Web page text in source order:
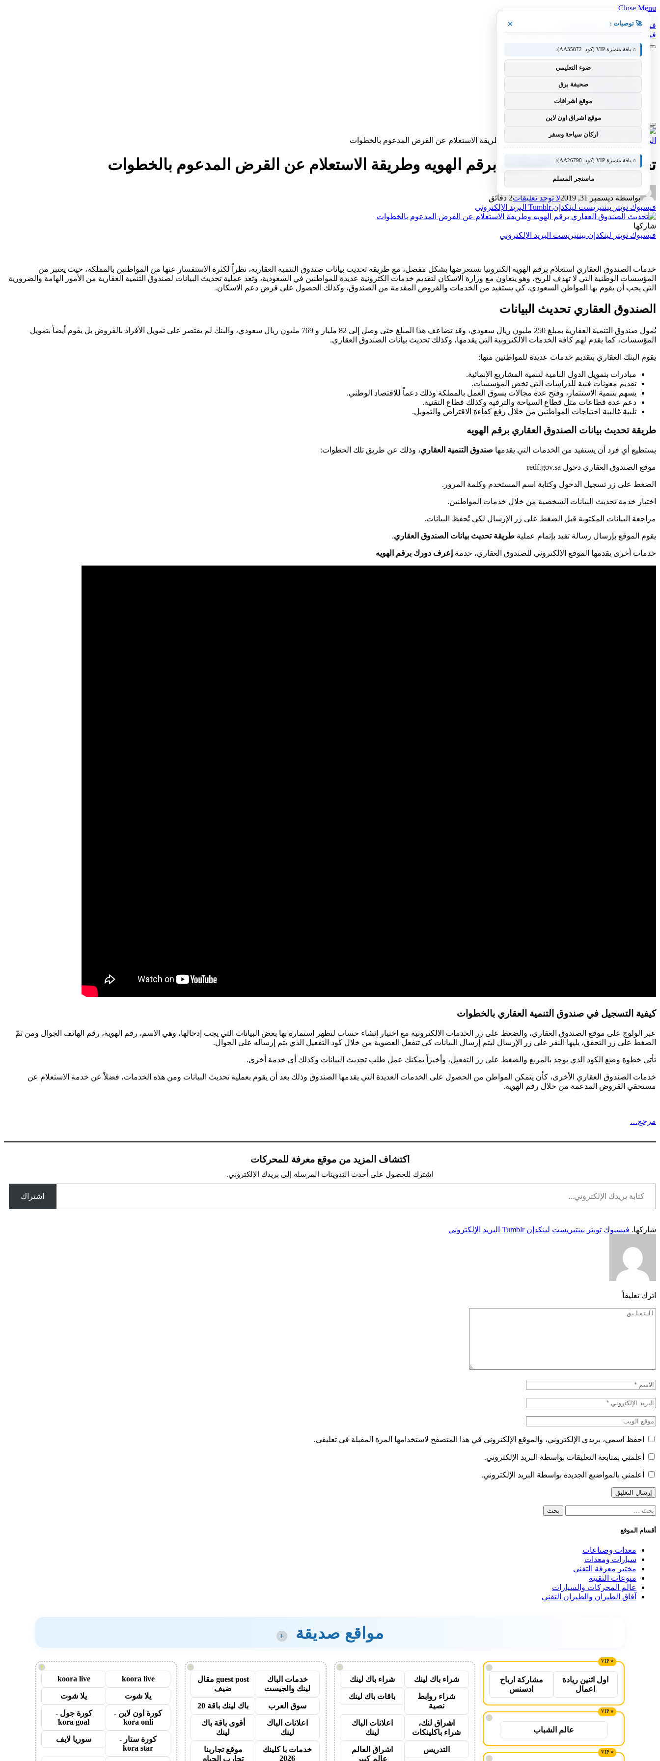
Close Menu
فيسبوك X (Twitter)
فيسبوك X (Twitter) الانستغرام بينتيريست فيميو
معدات وصناعات
سيارات ومعدات
عالم المحركات والسيارات
آفاق الطيران والطيران التقني
الرئيسية تحديث الصندوق العقاري برقم الهويه وطريقة الاستعلام عن القرض المدعوم بالخطوات
تحديث الصندوق العقاري برقم الهويه وطريقة الاستعلام عن القرض المدعوم بالخطوات
بواسطة ديسمبر 31, 2019 لا توجد تعليقات2 دقائق
فيسبوك تويتر بينتيريست لينكدإن Tumblr البريد الإلكتروني
شاركها
فيسبوك تويتر لينكدإن بينتيريست البريد الإلكتروني
خدمات الصندوق العقاري استعلام برقم الهويه إلكترونيا نستعرضها بشكل مفصل، مع طريقة تحديث بيانات صندوق التنمية العقارية، نظراً لكثرة الاستفسار عنها من المواطنين بالمملكة، حيث يعتبر من
المؤسسات الوطنية التي لا تهدف للربح، وهو يتعاون مع وزارة الاسكان لتقديم خدمات الكترونية عديدة للمواطنين في السعودية، وتعد عملية تحديث البيانات لصندوق التنمية العقارية من الأمور الهامة والضرورية
التي يجب أن يقوم بها المواطن السعودي، كي يستفيد من الخدمات والقروض المقدمة من الصندوق، وكذلك الحصول على قرض دعم الاسكان.
الصندوق العقاري تحديث البيانات
يُمول صندوق التنمية العقارية بمبلغ 250 مليون ريال سعودي، وقد تضاعف هذا المبلغ حتى وصل إلى 82 مليار و 769 مليون ريال سعودي، والبنك لم يقتصر على تمويل الأفراد بالقروض بل يقوم أيضاً بتمويل
المؤسسات، كما يقدم لهم كافة الخدمات الالكترونية التي يقدمها، وكذلك تحديث بيانات الصندوق العقاري.
يقوم البنك العقاري بتقديم خدمات عديدة للمواطنين منها:
مبادرات بتمويل الدول النامية لتنمية المشاريع الإنمائية.
تقديم معونات فنية للدراسات التي تخص المؤسسات.
يسهم بتنمية الاستثمار، وفتح عدة مجالات بسوق العمل بالمملكة وذلك دعماً للاقتصاد الوطني.
دعم عدة قطاعات مثل قطاع السياحة والترفيه وكذلك قطاع التقنية.
تلبية غالبية احتياجات المواطنين من خلال رفع كفاءة الاقتراض والتمويل.
طريقة تحديث بيانات الصندوق العقاري برقم الهويه
يستطيع أي فرد أن يستفيد من الخدمات التي يقدمها صندوق التنمية العقاري، وذلك عن طريق تلك الخطوات:
موقع الصندوق العقاري دخول redf.gov.sa
الضغط على زر تسجيل الدخول وكتابة اسم المستخدم وكلمة المرور.
اختيار خدمة تحديث البيانات الشخصية من خلال خدمات المواطنين.
مراجعة البيانات المكتوبة قبل الضغط على زر الإرسال لكي تُحفظ البيانات.
يقوم الموقع بإرسال رسالة تفيد بإتمام عملية طريقة تحديث بيانات الصندوق العقاري.
خدمات أخرى يقدمها الموقع الالكتروني للصندوق العقاري، خدمة إعرف دورك برقم الهويه
كيفية التسجيل في صندوق التنمية العقاري بالخطوات
عبر الولوج على موقع الصندوق العقاري، والضغط على زر الخدمات الالكترونية مع اختيار إنشاء حساب لتظهر استمارة بها بعض البيانات التي يجب إدخالها، وهي الاسم، رقم الهوية، رقم الهاتف الجوال ومن ثمّ
الضغط على زر التحقق، يليها النقر على زر الإرسال ليتم إرسال البيانات كي تتفعل العضوية من خلال كود التفعيل الذي يتم إرساله على الجوال.
تأتي خطوة وضع الكود الذي يوجد بالمربع والضغط على زر التفعيل، وأخيراً يمكنك عمل طلب تحديث البيانات وكذلك أي خدمة أخرى.
خدمات الصندوق العقاري الأخرى، كأن يتمكن المواطن من الحصول على الخدمات العديدة التي يقدمها الصندوق وذلك بعد أن يقوم بعملية تحديث البيانات ومن هذه الخدمات، فضلاً عن خدمة الاستعلام عن
مستحقي القروض المدعمة من خلال رقم الهوية.
مرجع…
اكتشاف المزيد من موقع معرفة للمحركات
اشترك للحصول على أحدث التدوينات المرسلة إلى بريدك الإلكتروني.
كتابة بريدك الإلكتروني...
اشتراك
شاركها. فيسبوك تويتر بينتيريست لينكدإن Tumblr البريد الإلكتروني
اترك تعليقاً
احفظ اسمي، بريدي الإلكتروني، والموقع الإلكتروني في هذا المتصفح لاستخدامها المرة المقبلة في تعليقي.
أعلمني بمتابعة التعليقات بواسطة البريد الإلكتروني.
أعلمني بالمواضيع الجديدة بواسطة البريد الإلكتروني.
البحث
أقسام الموقع
معدات وصناعات
سيارات ومعدات
مختبر معرفة التقني
منوعات التقنية
عالم المحركات والسيارات
آفاق الطيران والطيران التقني
مواقع صديقة +
!
اول اثنين ريادة
اعمال
مشاركة ارباح
ادسنس
!
عالم الشباب
!
!
شراء باك لينك شراء باك لينك
شراء روابط
نصية
باقات باك لينك
اشراق لنك،
شراء باكلينكات
اعلانات الباك
لينك
التدريس
اشراق العالم
عالم كبير
!
خدمات الباك
لينك والجيست
guest post مقال
ضيف
سوق العرب باك لينك باقة 20
اعلانات الباك
لينك
أقوى باقة باك
لينك
خدمات با كلينك
2026
موقع تجاربنا
تجارب الحياه
!
koora live
koora live
يلا شوت يلا شوت
كورة اون لاين -
kora onli
كورة جول -
kora goal
كورة ستار -
kora star
سوريا لايف
🚀 توصيات : ×
⭐ باقة متميزة VIP (كود: AA35872):
ضوء التعليمي
صحيفة برق
موقع اشراقات
موقع اشراق اون لاين
اركان سياحة وسفر
⭐ باقة متميزة VIP (كود: AA26790):
ماسنجر المسلم